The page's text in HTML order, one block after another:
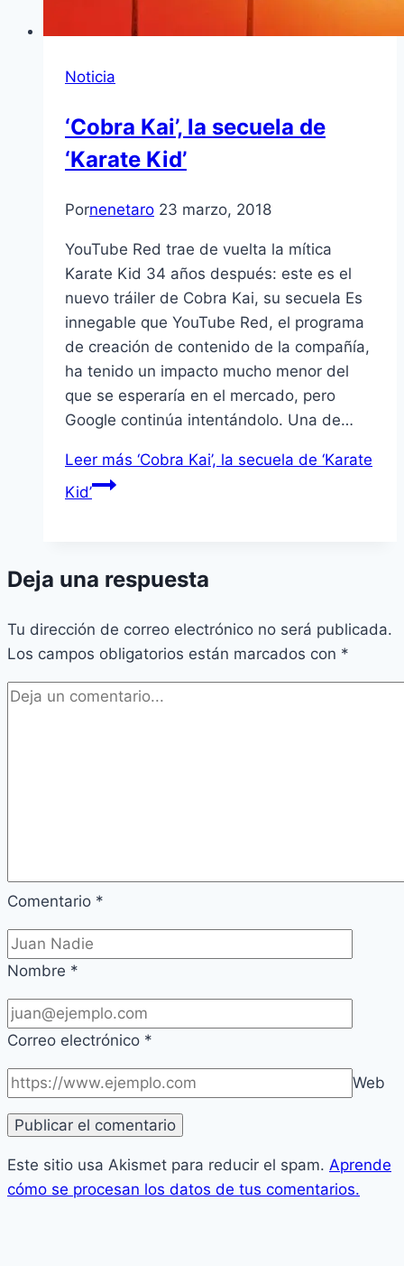
Noticia
‘Cobra Kai’, la secuela de
‘Karate Kid’
Pornenetaro 23 marzo, 2018
YouTube Red trae de vuelta la mítica
Karate Kid 34 años después: este es el
nuevo tráiler de Cobra Kai, su secuela Es
innegable que YouTube Red, el programa
de creación de contenido de la compañía,
ha tenido un impacto mucho menor del
que se esperaría en el mercado, pero
Google continúa intentándolo. Una de…
Leer más ‘Cobra Kai’, la secuela de ‘Karate
Kid’
Deja una respuesta
Tu dirección de correo electrónico no será publicada.
Los campos obligatorios están marcados con *
Comentario *
Nombre *
Correo electrónico *
Web
Este sitio usa Akismet para reducir el spam. Aprende
cómo se procesan los datos de tus comentarios.